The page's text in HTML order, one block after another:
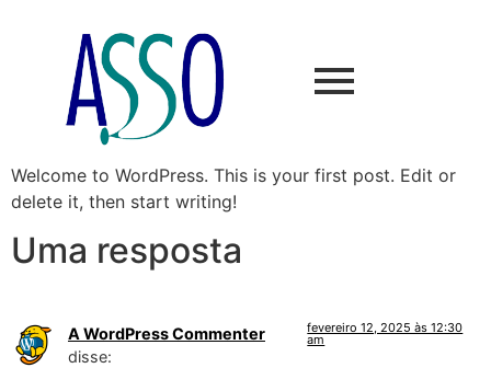
Welcome to WordPress. This is your first post. Edit or
delete it, then start writing!
Uma resposta
A WordPress Commenter
disse:
fevereiro 12, 2025 às 12:30
am